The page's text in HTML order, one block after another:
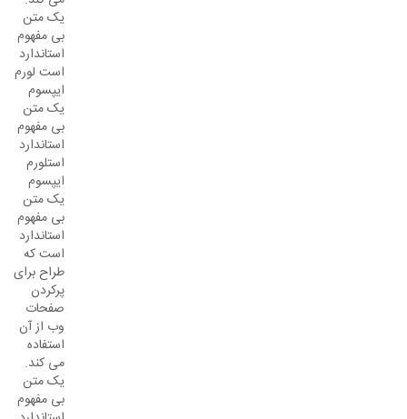
یک متن
بی مفهوم
استاندارد
است لورم
ایپسوم
یک متن
بی مفهوم
استاندارد
استلورم
ایپسوم
یک متن
بی مفهوم
استاندارد
است که
طراح برای
پرکردن
صفحات
وب از آن
استفاده
می کند.
یک متن
بی مفهوم